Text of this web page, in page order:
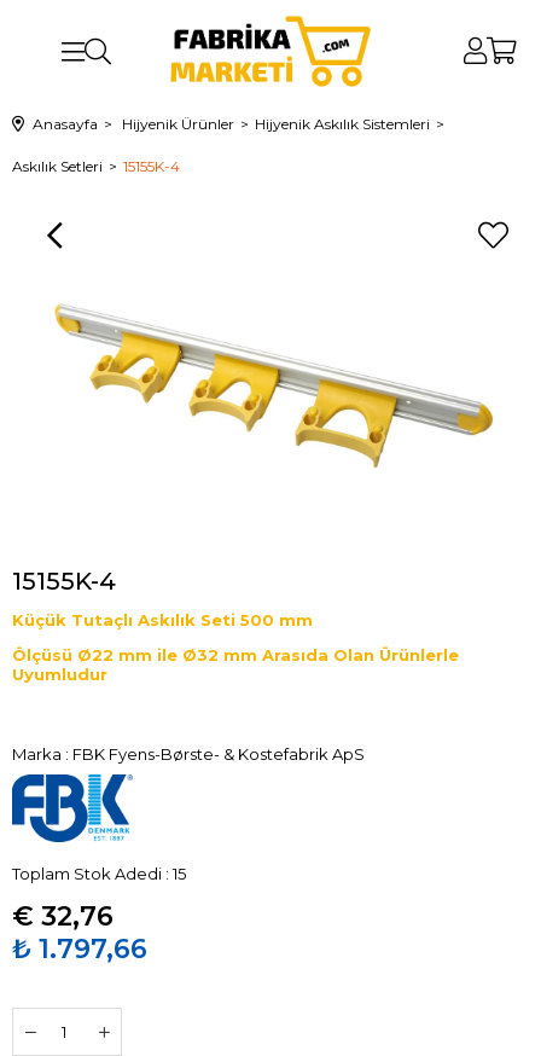
Anasayfa Hijyenik Ürünler Hijyenik Askılık Sistemleri
Askılık Setleri 15155K-4
15155K-4
Küçük Tutaçlı Askılık Seti 500 mm
Ölçüsü Ø22 mm ile Ø32 mm Arasıda Olan Ürünlerle
Uyumludur
Marka : FBK Fyens-Børste- & Kostefabrik ApS
Toplam Stok Adedi : 15
€ 32,76
₺ 1.797,66